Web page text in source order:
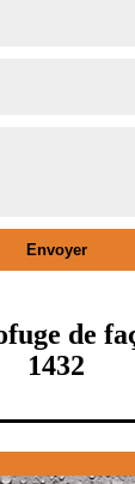
de
1432